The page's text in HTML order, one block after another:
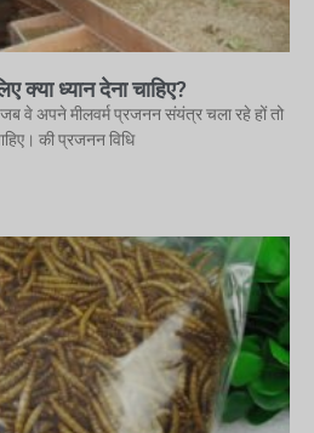
क्या ध्यान देना चाहिए?
जब वे अपने मीलवर्म प्रजनन संयंत्र चला रहे हों तो
की प्रजनन विधि